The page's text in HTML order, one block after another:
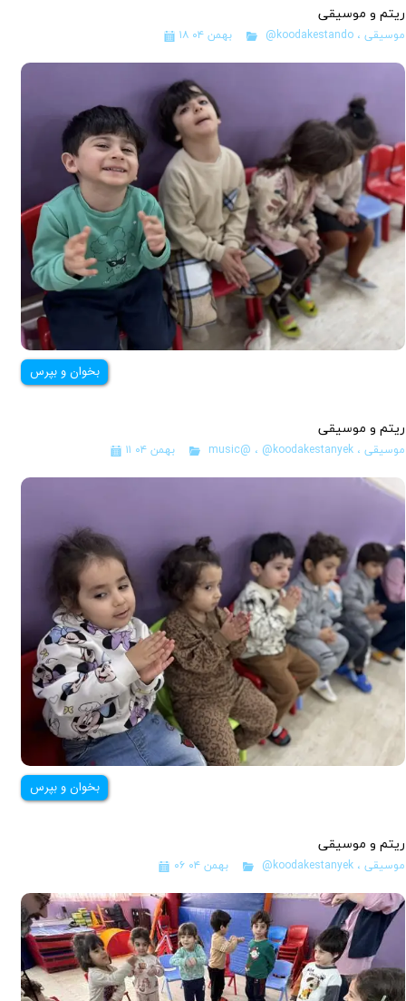
ریتم و موسیقی
۱۸ بهمن ۰۴ @koodakestando، موسیقی
بخوان و بپرس
ریتم و موسیقی
۱۱ بهمن ۰۴ music@ ، @koodakestanyek، موسیقی
بخوان و بپرس
ریتم و موسیقی
۰۶ بهمن ۰۴ @koodakestanyek، موسیقی